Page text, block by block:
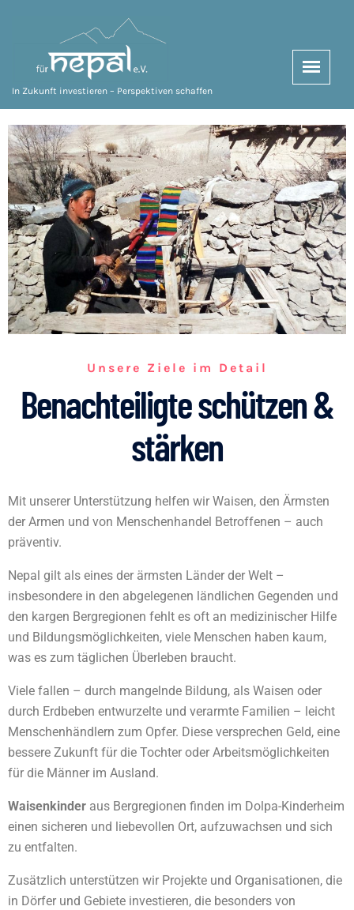
In Zukunft investieren – Perspektiven schaffen
Unsere Ziele im Detail
Benachteiligte schützen &
stärken
Mit unserer Unterstützung helfen wir Waisen, den Ärmsten
der Armen und von Menschenhandel Betroffenen – auch
präventiv.
Nepal gilt als eines der ärmsten Länder der Welt –
insbesondere in den abgelegenen ländlichen Gegenden und
den kargen Bergregionen fehlt es oft an medizinischer Hilfe
und Bildungsmöglichkeiten, viele Menschen haben kaum,
was es zum täglichen Überleben braucht.
Viele fallen – durch mangelnde Bildung, als Waisen oder
durch Erdbeben entwurzelte und verarmte Familien – leicht
Menschenhändlern zum Opfer. Diese versprechen Geld, eine
bessere Zukunft für die Tochter oder Arbeitsmöglichkeiten
für die Männer im Ausland.
Waisenkinder aus Bergregionen finden im Dolpa-Kinderheim
einen sicheren und liebevollen Ort, aufzuwachsen und sich
zu entfalten.
Zusätzlich unterstützen wir Projekte und Organisationen, die
in Dörfer und Gebiete investieren, die besonders von